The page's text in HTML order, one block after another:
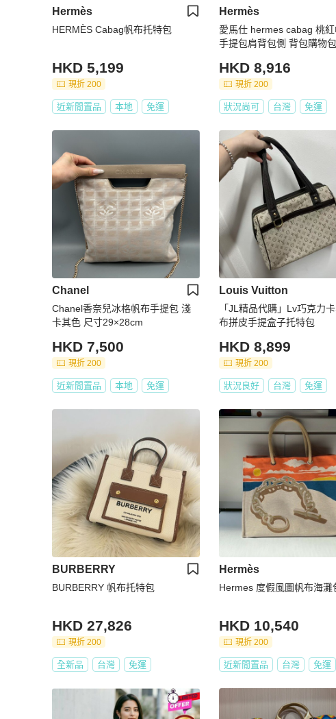
Hermès
HERMÈS Cabag帆布托特包
HKD 5,199
現折 200
近新閒置品 本地 免運
Hermès
愛馬仕 hermes cabag 桃
手提包肩背包側 背包購物
HKD 8,916
現折 200
狀況尚可 台灣 免運
Chanel
Chanel香奈兒冰格帆布手提包 淺
卡其色 尺寸29×28cm
HKD 7,500
現折 200
近新閒置品 本地 免運
Louis Vuitton
「JL精品代購」Lv巧克力
布拼皮手提盒子托特包
HKD 8,899
現折 200
狀況良好 台灣 免運
BURBERRY
BURBERRY 帆布托特包
HKD 27,826
現折 200
全新品 台灣 免運
Hermès
Hermes 度假風圖帆布海灘
HKD 10,540
現折 200
近新閒置品 台灣 免運